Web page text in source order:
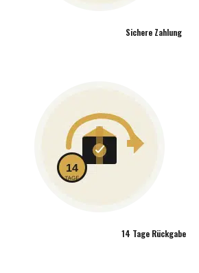
Sichere Zahlung
14 Tage Rückgabe